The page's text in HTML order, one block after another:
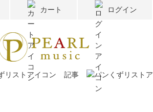
カート ログイン
記事